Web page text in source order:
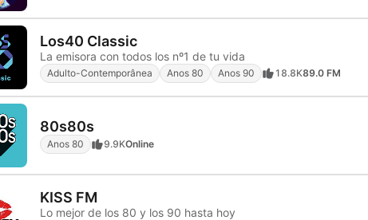
Los40 Classic
La emisora con todos los nº1 de tu vida
Adulto-Contemporânea Anos 80 Anos 90 18.8K89.0 FM
80s80s
Anos 80 9.9KOnline
KISS FM
Lo mejor de los 80 y los 90 hasta hoy